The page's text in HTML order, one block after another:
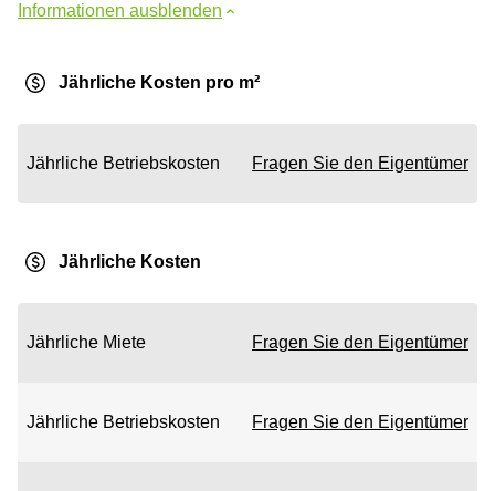
Informationen ausblenden
Jährliche Kosten pro m²
Jährliche Betriebskosten Fragen Sie den Eigentümer
Jährliche Kosten
Jährliche Miete Fragen Sie den Eigentümer
Jährliche Betriebskosten Fragen Sie den Eigentümer